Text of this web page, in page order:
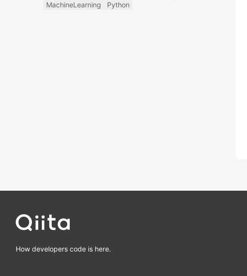
MachineLearning
Python
How developers code is here.